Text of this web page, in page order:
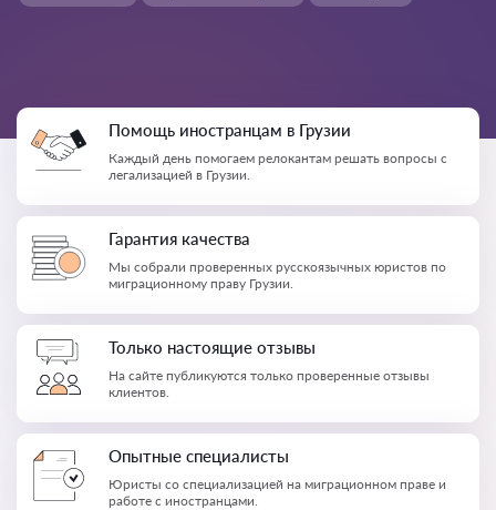
Помощь иностранцам в Грузии
Каждый день помогаем релокантам решать вопросы с
легализацией в Грузии.
Гарантия качества
Мы собрали проверенных русскоязычных юристов по
миграционному праву Грузии.
Только настоящие отзывы
На сайте публикуются только проверенные отзывы
клиентов.
Опытные специалисты
Юристы со специализацией на миграционном праве и
работе с иностранцами.